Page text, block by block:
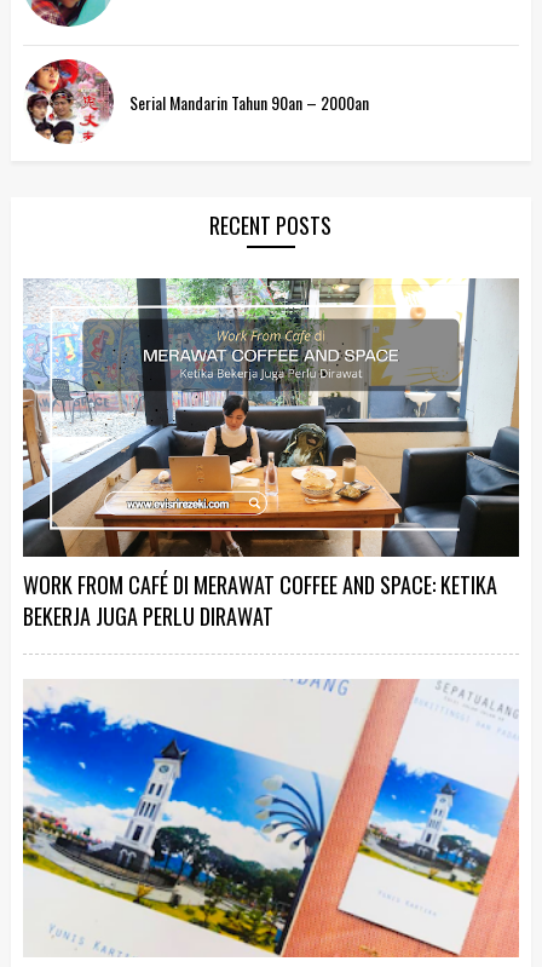
Serial Mandarin Tahun 90an – 2000an
RECENT POSTS
WORK FROM CAFÉ DI MERAWAT COFFEE AND SPACE: KETIKA
BEKERJA JUGA PERLU DIRAWAT